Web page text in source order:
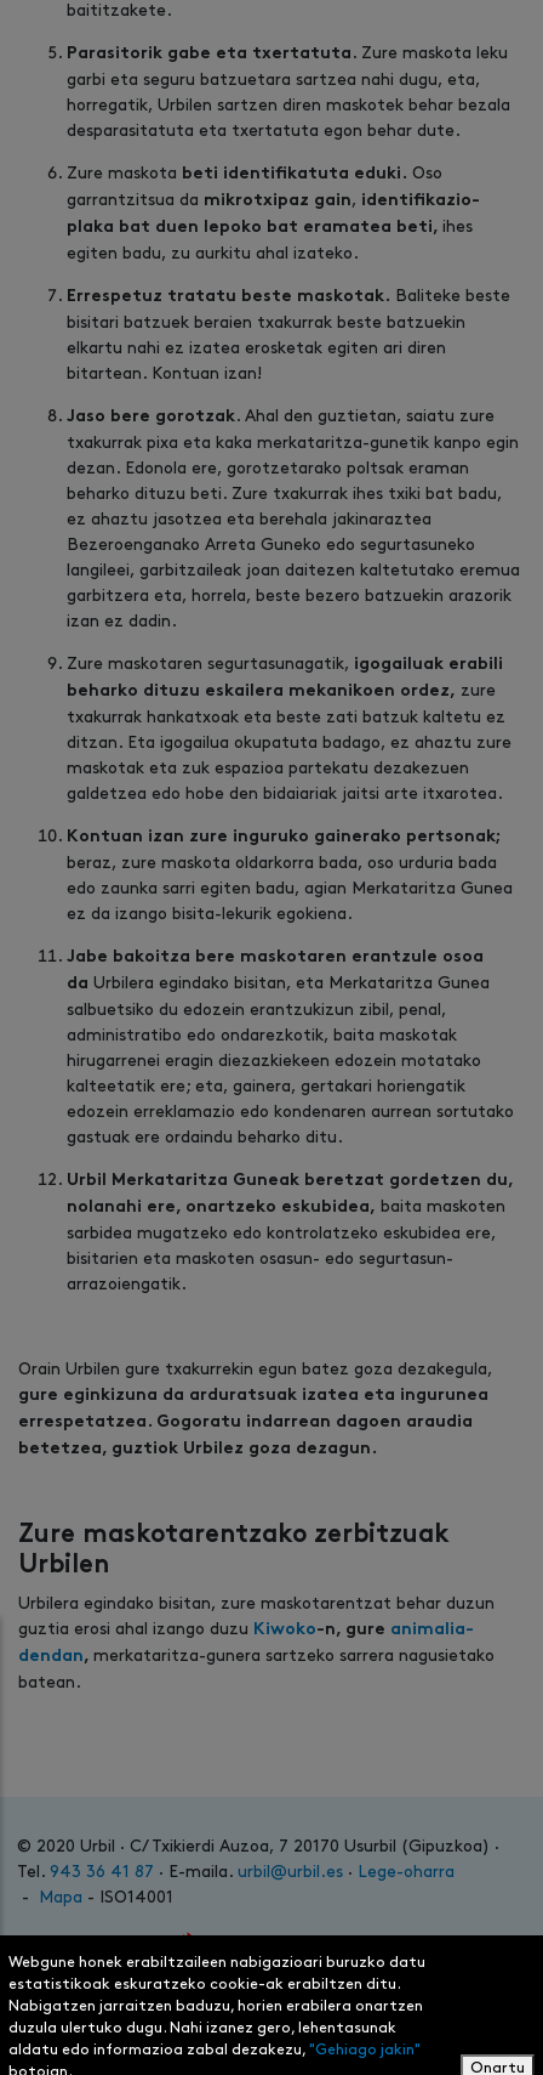
baititzakete.
Parasitorik gabe eta txertatuta . Zure maskota leku
garbi eta seguru batzuetara sartzea nahi dugu, eta,
horregatik, Urbilen sartzen diren maskotek behar bezala
desparasitatuta eta txertatuta egon behar dute.
Zure maskota beti identifikatuta eduki. Oso
garrantzitsua da mikrotxipaz gain, identifikazio-
plaka bat duen lepoko bat eramatea beti, ihes
egiten badu, zu aurkitu ahal izateko.
Errespetuz tratatu beste maskotak. Baliteke beste
bisitari batzuek beraien txakurrak beste batzuekin
elkartu nahi ez izatea erosketak egiten ari diren
bitartean. Kontuan izan!
Jaso bere gorotzak. Ahal den guztietan, saiatu zure
txakurrak pixa eta kaka merkataritza-gunetik kanpo egin
dezan. Edonola ere, gorotzetarako poltsak eraman
beharko dituzu beti. Zure txakurrak ihes txiki bat badu,
ez ahaztu jasotzea eta berehala jakinaraztea
Bezeroenganako Arreta Guneko edo segurtasuneko
langileei, garbitzaileak joan daitezen kaltetutako eremua
garbitzera eta, horrela, beste bezero batzuekin arazorik
izan ez dadin.
Zure maskotaren segurtasunagatik, igogailuak erabili
beharko dituzu eskailera mekanikoen ordez, zure
txakurrak hankatxoak eta beste zati batzuk kaltetu ez
ditzan. Eta igogailua okupatuta badago, ez ahaztu zure
maskotak eta zuk espazioa partekatu dezakezuen
galdetzea edo hobe den bidaiariak jaitsi arte itxarotea.
Kontuan izan zure inguruko gainerako pertsonak;
beraz, zure maskota oldarkorra bada, oso urduria bada
edo zaunka sarri egiten badu, agian Merkataritza Gunea
ez da izango bisita-lekurik egokiena.
Jabe bakoitza bere maskotaren erantzule osoa
da Urbilera egindako bisitan, eta Merkataritza Gunea
salbuetsiko du edozein erantzukizun zibil, penal,
administratibo edo ondarezkotik, baita maskotak
hirugarrenei eragin diezazkiekeen edozein motatako
kalteetatik ere; eta, gainera, gertakari horiengatik
edozein erreklamazio edo kondenaren aurrean sortutako
gastuak ere ordaindu beharko ditu.
Urbil Merkataritza Guneak beretzat gordetzen du,
nolanahi ere, onartzeko eskubidea, baita maskoten
sarbidea mugatzeko edo kontrolatzeko eskubidea ere,
bisitarien eta maskoten osasun- edo segurtasun-
arrazoiengatik.
Orain Urbilen gure txakurrekin egun batez goza dezakegula,
gure eginkizuna da arduratsuak izatea eta ingurunea
errespetatzea. Gogoratu indarrean dagoen araudia
betetzea, guztiok Urbilez goza dezagun.
Zure maskotarentzako zerbitzuak
Urbilen
Urbilera egindako bisitan, zure maskotarentzat behar duzun
guztia erosi ahal izango duzu Kiwoko-n, gure animalia-
dendan, merkataritza-gunera sartzeko sarrera nagusietako
batean.
© 2020 Urbil · C/ Txikierdi Auzoa, 7 20170 Usurbil (Gipuzkoa) ·
Tel. 943 36 41 87 · E-maila. urbil@urbil.es ·
Lege-oharra
-
Mapa - ISO14001
Webgune honek erabiltzaileen nabigazioari buruzko datu
estatistikoak eskuratzeko cookie-ak erabiltzen ditu.
Nabigatzen jarraitzen baduzu, horien erabilera onartzen
duzula ulertuko dugu. Nahi izanez gero, lehentasunak
aldatu edo informazioa zabal dezakezu, "Gehiago jakin"
botoian.
Onartu